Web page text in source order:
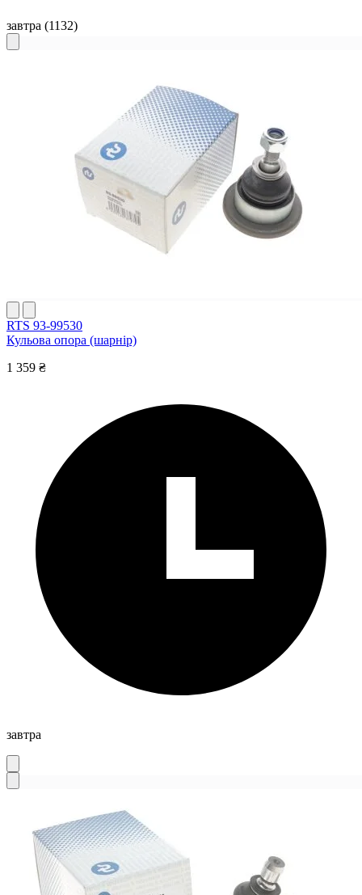
завтра (1132)
RTS 93-99530
Кульова опора (шарнір)
1 359 ₴
завтра